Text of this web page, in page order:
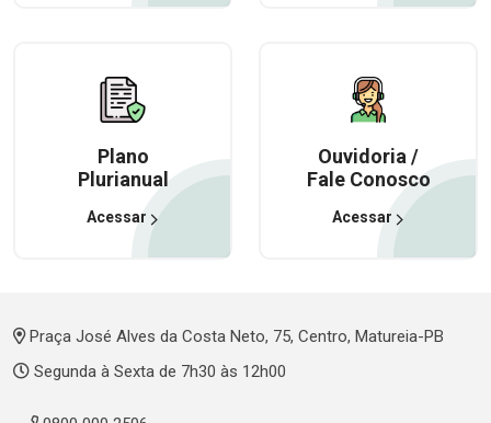
Plano
Plurianual
Acessar
Ouvidoria /
Fale Conosco
Acessar
Praça José Alves da Costa Neto, 75, Centro, Matureia-PB
Segunda à Sexta de 7h30 às 12h00